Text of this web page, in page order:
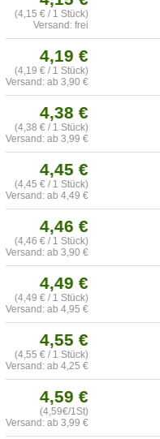
(4,15 € / 1 Stück)
Versand: frei
4,19 €
(4,19 € / 1 Stück)
Versand: ab 3,90 €
4,38 €
(4,38 € / 1 Stück)
Versand: ab 3,99 €
4,45 €
(4,45 € / 1 Stück)
Versand: ab 4,49 €
4,46 €
(4,46 € / 1 Stück)
Versand: ab 3,90 €
4,49 €
(4,49 € / 1 Stück)
Versand: ab 4,95 €
4,55 €
(4,55 € / 1 Stück)
Versand: ab 4,25 €
4,59 €
(4,59€/1St)
Versand: ab 3,99 €